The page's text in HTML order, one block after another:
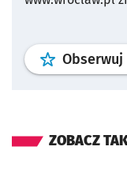
Obserwuj
ZOBACZ